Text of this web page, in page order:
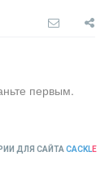
первым.
ДЛЯ САЙТА CACKLE